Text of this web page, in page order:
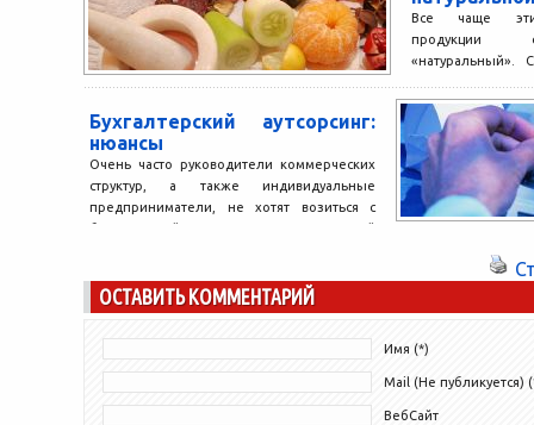
Все чаще
продукции
«натуральный».
натуральная
Бухгалтерский аутсорсинг:
нюансы
Очень часто руководители коммерческих
структур, а также индивидуальные
предприниматели, не хотят возиться с
бухгалтерией или нанимать постоянный
ОСТАВИТЬ КОММЕНТАРИЙ
Имя (*)
Mail (Не публикуется)
ВебСайт